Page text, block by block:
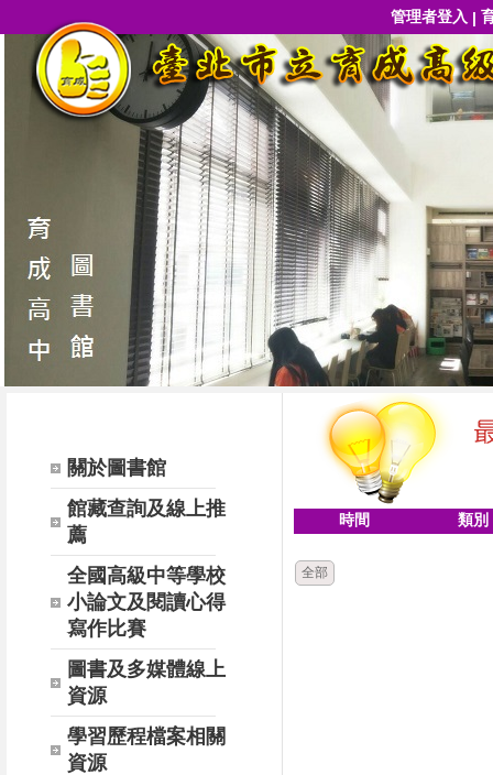
管理者登入 |
關於圖書館
館藏查詢及線上推
薦
全國高級中等學校
小論文及閱讀心得
寫作比賽
圖書及多媒體線上
資源
學習歷程檔案相關
資源
時間 類別
全部